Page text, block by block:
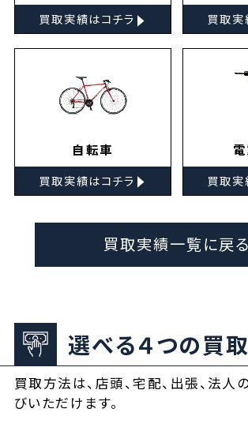
買取実績はコチラ ▸ 買取実
自転車
買取実績はコチラ ▸ 買取実
買取実績一覧に戻る
選べる４つの買
買取方法は、店頭、宅配、出張、法人
びいただけます。